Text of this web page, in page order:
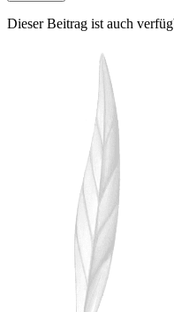
Dieser Beitrag ist auch